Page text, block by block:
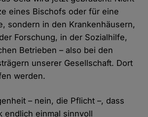
eines Bischofs oder für eine
sondern in den Krankenhäusern,
Forschung, in der Sozialhilfe,
Betrieben – also bei den
unserer Gesellschaft. Dort
werden.
– nein, die Pflicht –, dass
endlich einmal sinnvoll